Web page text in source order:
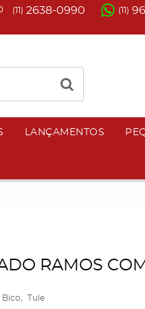
(11) 2638-0990 (11)
LANÇAMENTOS
RAMOS
Bico
Tule